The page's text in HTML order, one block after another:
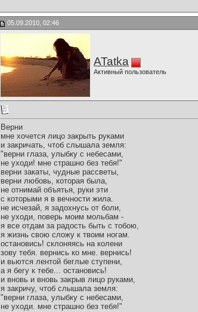
05.09.2010, 02:46
ATatka
Активный пользователь
Верни
мне хочется лицо закрыть руками
и закричать, чтоб слышала земля:
"верни глаза, улыбку с небесами,
не уходи! мне страшно без тебя!"
верни закаты, чудные рассветы,
верни любовь, которая была,
не отнимай объятья, руки эти
с которыми я в вечности жила.
не исчезай, я задохнусь от боли,
не уходи, поверь моим мольбам -
я все отдам за радость быть с тобою,
я жизнь свою сложу к твоим ногам.
остановись! склоняясь на колени
зову тебя. вернись ко мне. вернись!
и вьются лентой беглые ступени,
а я бегу к тебе... остановись!
и вновь и вновь закрыв лицо руками,
я закричу, чтоб слышала земля:
"верни глаза, улыбку с небесами,
не уходи. мне страшно без тебя!"